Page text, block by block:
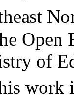
of
work